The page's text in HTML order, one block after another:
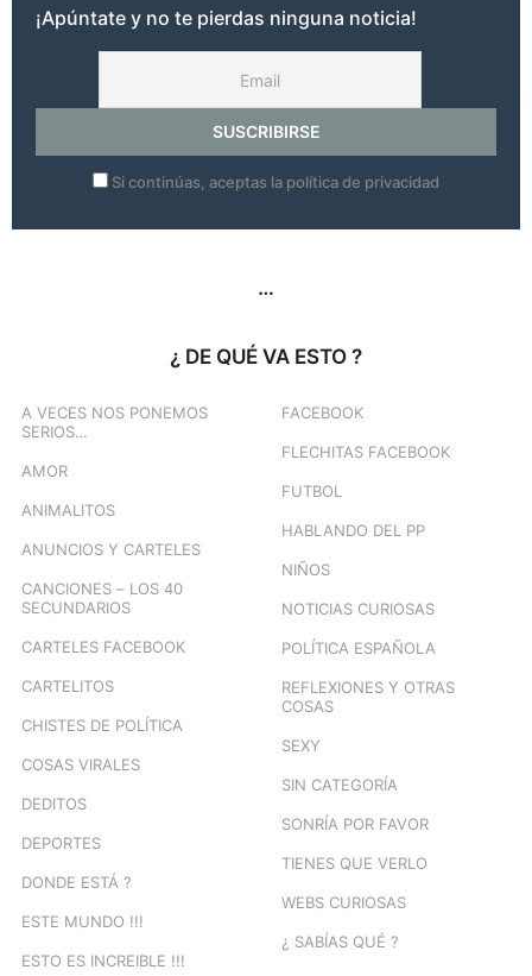
a
o
¡Apúntate y no te pierdas ninguna noticia!
Si continúas, aceptas la política de privacidad
…
¿ DE QUÉ VA ESTO ?
A VECES NOS PONEMOS
SERIOS…
AMOR
ANIMALITOS
ANUNCIOS Y CARTELES
CANCIONES – LOS 40
SECUNDARIOS
CARTELES FACEBOOK
CARTELITOS
CHISTES DE POLÍTICA
COSAS VIRALES
DEDITOS
DEPORTES
DONDE ESTÁ ?
ESTE MUNDO !!!
ESTO ES INCREIBLE !!!
FACEBOOK
FLECHITAS FACEBOOK
FUTBOL
HABLANDO DEL PP
NIÑOS
NOTICIAS CURIOSAS
POLÍTICA ESPAÑOLA
REFLEXIONES Y OTRAS
COSAS
SEXY
SIN CATEGORÍA
SONRÍA POR FAVOR
TIENES QUE VERLO
WEBS CURIOSAS
¿ SABÍAS QUÉ ?